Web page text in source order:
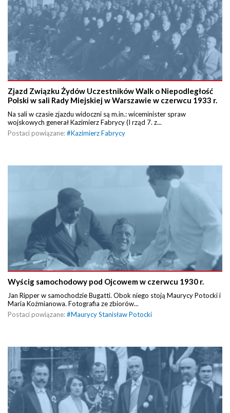
Zjazd Związku Żydów Uczestników Walk o Niepodległość
Polski w sali Rady Miejskiej w Warszawie w czerwcu 1933 r.
Na sali w czasie zjazdu widoczni są m.in.: wiceminister spraw
wojskowych generał Kazimierz Fabrycy (I rząd 7. z...
Postaci powiązane:#Kazimierz Fabrycy
Wyścig samochodowy pod Ojcowem w czerwcu 1930 r.
Jan Ripper w samochodzie Bugatti. Obok niego stoją Maurycy Potocki i
Maria Koźmianowa. Fotografia ze zbiorów...
Postaci powiązane:#Maurycy Stanisław Potocki